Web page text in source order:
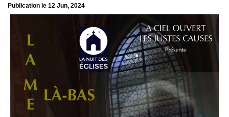
Publication le 12 Jun, 2024